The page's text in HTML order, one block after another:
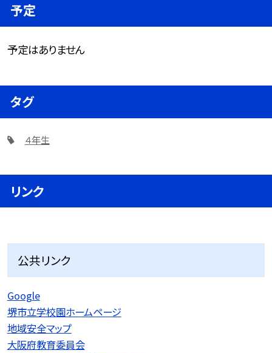
予定
予定はありません
タグ
４年生
リンク
公共リンク
Google
堺市立学校園ホームページ
地域安全マップ
大阪府教育委員会